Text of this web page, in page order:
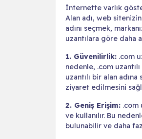
İnternette varlık
Alan adı, web
adını seçmek,
uzantılara göre daha
1. Güvenilirlik: .com
nedenle, .com
uzantılı bir alan
ziyaret edilmesini
2. Geniş Erişim: .com
ve kullanılır. Bu
bulunabilir ve daha